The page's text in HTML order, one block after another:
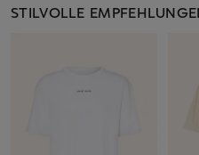
STILVOLLE